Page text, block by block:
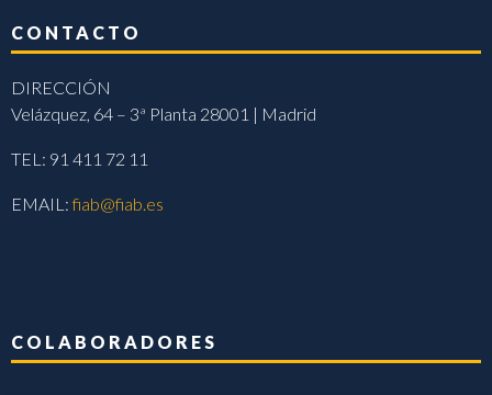
CONTACTO
DIRECCIÓN
Velázquez, 64 – 3ª Planta 28001 | Madrid
TEL: 91 411 72 11
EMAIL:fiab@fiab.es
COLABORADORES